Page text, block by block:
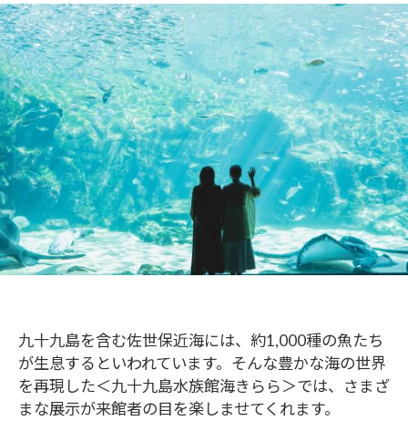
九十九島を含む佐世保近海には、約1,000種の魚たち
が生息するといわれています。そんな豊かな海の世界
を再現した＜九十九島水族館海きらら＞では、さまざ
まな展示が来館者の目を楽しませてくれます。